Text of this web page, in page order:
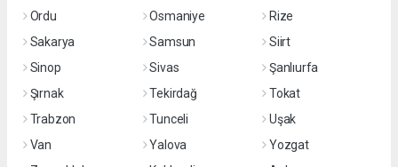
Ordu
Osmaniye
Rize
Sakarya
Samsun
Siirt
Sinop
Sivas
Şanlıurfa
Şırnak
Tekirdağ
Tokat
Trabzon
Tunceli
Uşak
Van
Yalova
Yozgat